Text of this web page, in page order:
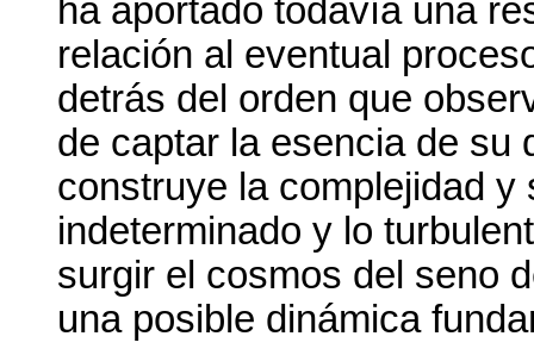
ha aportado todavía una
relación al eventual
detrás del orden que
de captar la esencia de su
construye la complejidad y
indeterminado y lo
surgir el cosmos del seno
una posible dinámica